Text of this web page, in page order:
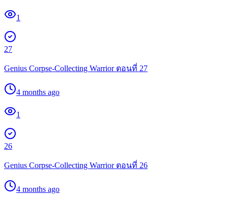
1
27
Genius Corpse-Collecting Warrior ตอนที่ 27
4 months ago
1
26
Genius Corpse-Collecting Warrior ตอนที่ 26
4 months ago